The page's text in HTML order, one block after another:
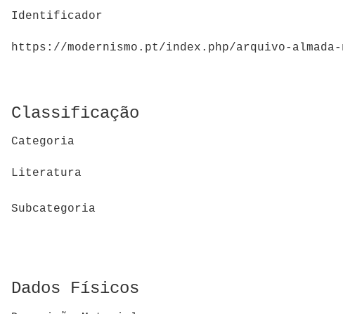
Identificador
https://modernismo.pt/index.php/arquivo-
Classificação
Categoria
Literatura
Subcategoria
Dados Físicos